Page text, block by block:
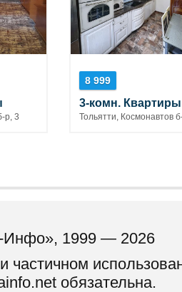
р, 3
8 999
3-комн. Квартиры
Тольятти, Космонавтов
1999 — 2026
частичном
обязательна.